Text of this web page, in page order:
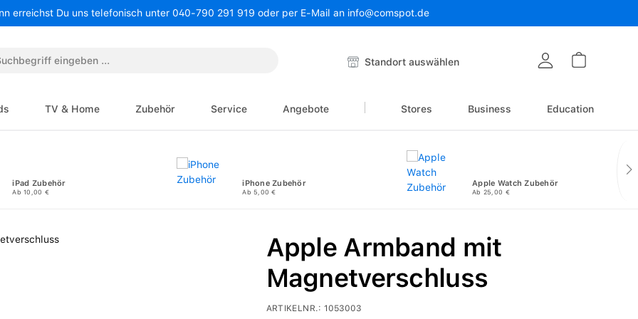
erreichst Du uns telefonisch unter 040-790 291 919 oder per E-Mail an info@comspot.de
Standort auswählen
TV & Home Zubehör Service Angebote Stores Business Education
iPad Zubehör
Ab 10,00 €
iPhone Zubehör
Ab 5,00 €
Apple Watch Zubehör
Ab 25,00 €
Apple Armband mit
Magnetverschluss
ARTIKELNR.: 1053003